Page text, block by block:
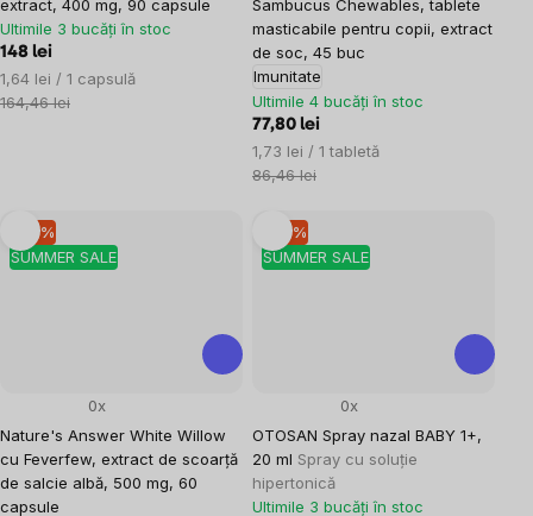
extract, 400 mg, 90 capsule
Ultimile 3 bucăți în stoc
148 lei
Evaluare
preţ:
1,64 lei / 1 capsulă
164,46 lei
Sambucus Chewables, tablete
masticabile pentru copii, extract
de soc, 45 buc
Imunitate
Ultimile 4 bucăți în stoc
77,80 lei
Evaluare
preţ:
1,73 lei / 1 tabletă
86,46 lei
SUMMER SALE
–10 %
Nature's Answer White Willow
cu Feverfew, extract de scoarță
de salcie albă, 500 mg, 60
capsule
0x
SUMMER SALE
–10 %
OTOSAN Spray nazal BABY 1+,
20 ml Spray cu soluție
hipertonică
0x
Ultimile 3 bucăți în stoc